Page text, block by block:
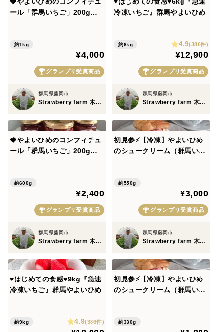
ール「群馬いちご」200g瓶×
約1kg
¥4,000
グランプリ受賞商品
群馬県藤岡市
Strawberry farm 木村農園
冷凍いちご』群馬やよいひめ
約6kg 4.9(386件)
¥12,900
グランプリ受賞商品
群馬県藤岡市
Strawberry farm 木村農園
🍓やよいひめのコンフィチュ
ール「群馬いちご」200g瓶×
約600g
¥2,400
グランプリ受賞商品
群馬県藤岡市
Strawberry farm 木村農園
初見参⚡【冷凍】やよいひめ
のシュークリーム（群馬いち
約550g
¥3,000
グランプリ受賞商品
群馬県藤岡市
Strawberry farm 木村農園
♥️はじめての食感♥️9kg『急速
冷凍いちご』群馬やよいひめ
約9kg 4.9(386件)
初見参⚡【冷凍】やよいひめ
のシュークリーム（群馬いち
約330g